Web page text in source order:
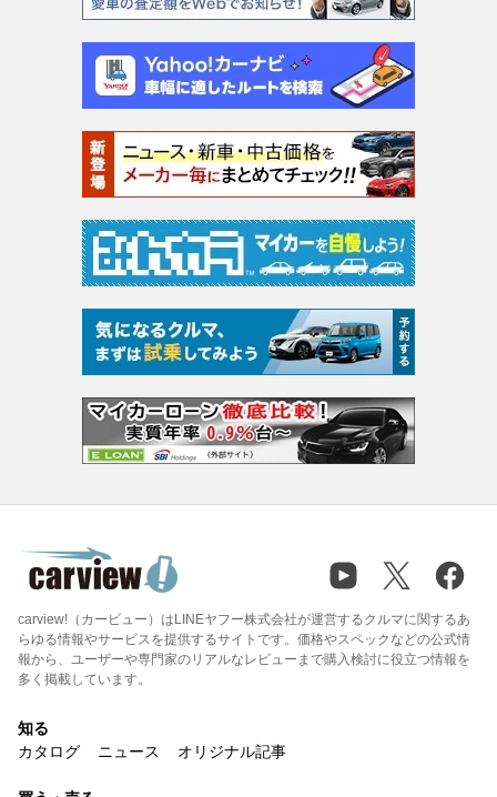
carview!（カービュー）はLINEヤフー株式会社が運営するクルマに関するあ
らゆる情報やサービスを提供するサイトです。価格やスペックなどの公式情
報から、ユーザーや専門家のリアルなレビューまで購入検討に役立つ情報を
多く掲載しています。
知る
カタログ
ニュース オリジナル記事